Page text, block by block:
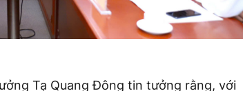
Tạ Quang Đông tin tưởng rằng, với